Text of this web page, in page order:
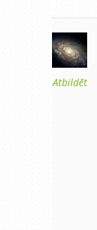
Atbildēt